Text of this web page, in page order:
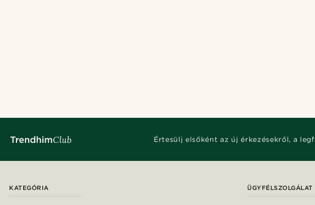
Értesülj elsőként az új érkezésekről, a
KATEGÓRIA ÜGYFÉLSZOLGÁLAT